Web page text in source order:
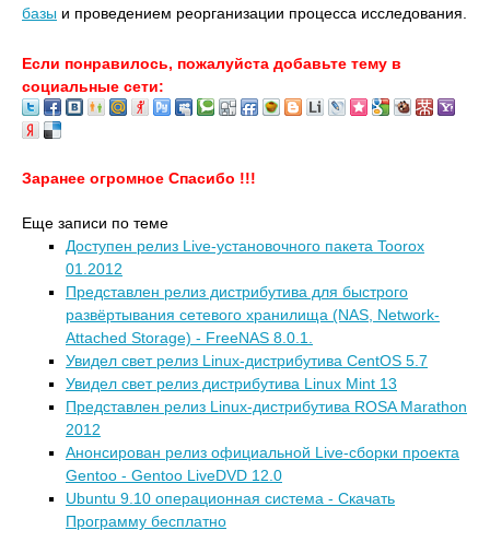
базы и проведением реорганизации процесса исследования.
Если понравилось, пожалуйста добавьте тему в
социальные сети:
Заранее огромное Спасибо !!!
Еще записи по теме
Доступен релиз Live-установочного пакета Toorox
01.2012
Представлен релиз дистрибутива для быстрого
развёртывания сетевого хранилища (NAS, Network-
Attached Storage) - FreeNAS 8.0.1.
Увидел свет релиз Linux-дистрибутива CentOS 5.7
Увидел свет релиз дистрибутива Linux Mint 13
Представлен релиз Linux-дистрибутива ROSA Marathon
2012
Анонсирован релиз официальной Live-сборки проекта
Gentoo - Gentoo LiveDVD 12.0
Ubuntu 9.10 операционная система - Скачать
Программу бесплатно